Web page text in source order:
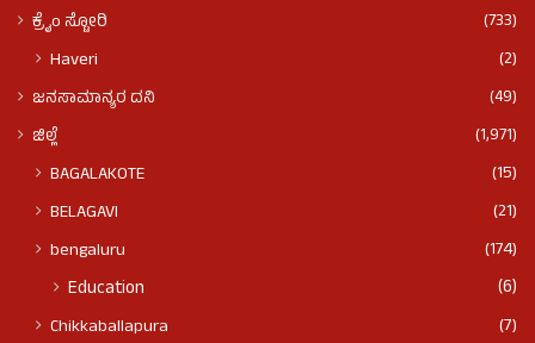
ಕ್ರೈಂ ಸ್ಟೋರಿ
(733)
Haveri (2)
ಜನಸಾಮಾನ್ಯರ ದನಿ
(49)
ಜಿಲ್ಲೆ
(1,971)
BAGALAKOTE
(15)
BELAGAVI
(21)
bengaluru
(174)
Education (6)
Chikkaballapura
(7)